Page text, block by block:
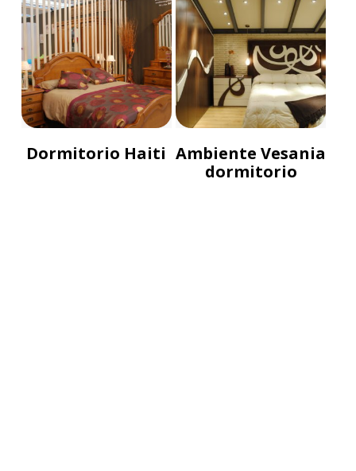
Dormitorio Haiti Ambiente Vesania
dormitorio